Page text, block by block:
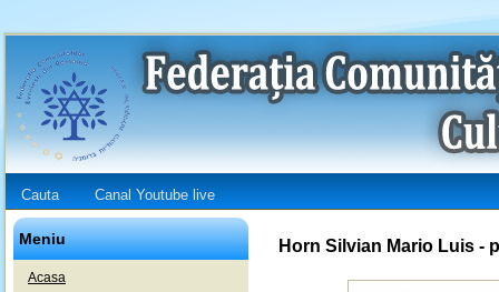
Cauta Canal Youtube live
Meniu
Acasa
Horn Silvian Mario Luis -